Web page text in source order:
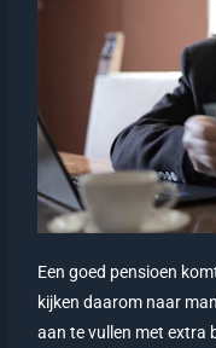
Een goed pensioen
kijken daarom naar
aan te vullen met extra